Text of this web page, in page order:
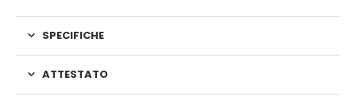
SPECIFICHE
ATTESTATO